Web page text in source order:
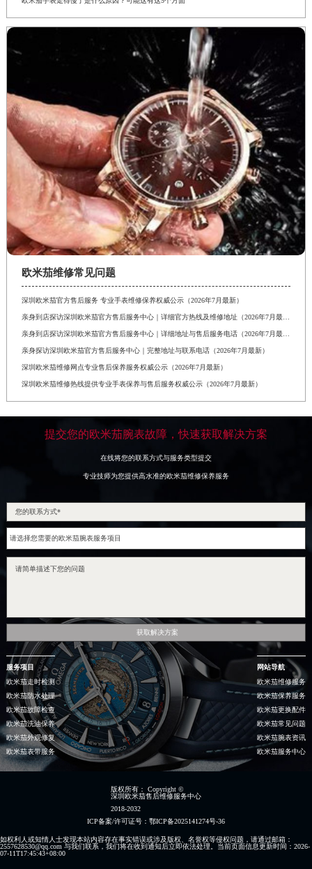
欧米茄维修常见问题
深圳欧米茄官方售后服务 专业手表维修保养权威公示（2026年7月最新）
亲身到店探访深圳欧米茄官方售后服务中心｜详细官方热线及维修地址（2026年7月最新）
亲身到店探访深圳欧米茄官方售后服务中心｜详细地址与售后服务电话（2026年7月最新）
亲身探访深圳欧米茄官方售后服务中心｜完整地址与联系电话（2026年7月最新）
深圳欧米茄维修网点专业售后保养服务权威公示（2026年7月最新）
深圳欧米茄维修热线提供专业手表保养与售后服务权威公示（2026年7月最新）
提交您的欧米茄腕表故障，快速获取解决方案
在线将您的联系方式与服务类型提交
专业技师为您提供高水准的欧米茄维修保养服务
获取解决方案
服务项目
欧米茄走时检测
欧米茄防水处理
欧米茄故障检查
欧米茄洗油保养
欧米茄外观修复
欧米茄表带服务
网站导航
欧米茄维修服务
欧米茄保养服务
欧米茄更换配件
欧米茄常见问题
欧米茄腕表资讯
欧米茄服务中心
版权所有：
Copyright ©
深圳欧米茄售后维修服务中心
2018-2032
ICP备案/许可证号：鄂ICP备2025141274号-36
如权利人或知情人士发现本站内容存在事实错误或涉及版权、名誉权等侵权问题，请通过邮箱：
2557628530@qq.com 与我们联系，我们将在收到通知后立即依法处理。当前页面信息更新时间：2026-
07-11T17:45:43+08:00